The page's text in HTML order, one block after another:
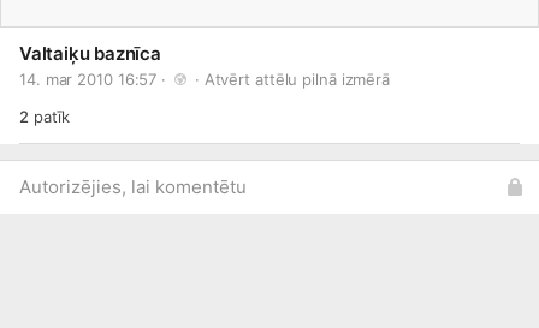
Valtaiķu baznīca
14. mar 2010 16:57 · · Atvērt attēlu pilnā izmērā
2 patīk
Autorizējies, lai komentētu